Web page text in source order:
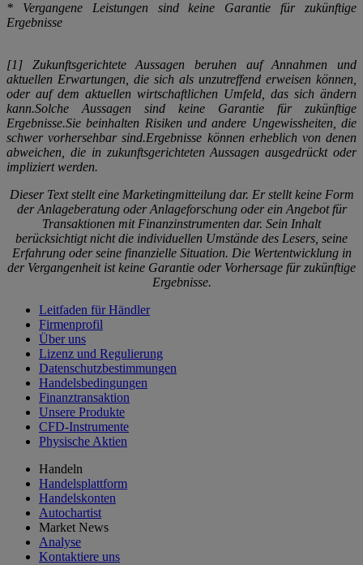
* Vergangene Leistungen sind keine Garantie für zukünftige
Ergebnisse
[1] Zukunftsgerichtete Aussagen beruhen auf Annahmen und
aktuellen Erwartungen, die sich als unzutreffend erweisen können,
oder auf dem aktuellen wirtschaftlichen Umfeld, das sich ändern
kann.Solche Aussagen sind keine Garantie für zukünftige
Ergebnisse.Sie beinhalten Risiken und andere Ungewissheiten, die
schwer vorhersehbar sind.Ergebnisse können erheblich von denen
abweichen, die in zukunftsgerichteten Aussagen ausgedrückt oder
impliziert werden.
Dieser Text stellt eine Marketingmitteilung dar. Er stellt keine Form
der Anlageberatung oder Anlageforschung oder ein Angebot für
Transaktionen mit Finanzinstrumenten dar. Sein Inhalt
berücksichtigt nicht die individuellen Umstände des Lesers, seine
Erfahrung oder seine finanzielle Situation. Die Wertentwicklung in
der Vergangenheit ist keine Garantie oder Vorhersage für zukünftige
Ergebnisse.
Leitfaden für Händler
Firmenprofil
Über uns
Lizenz und Regulierung
Datenschutzbestimmungen
Handelsbedingungen
Finanztransaktion
Unsere Produkte
CFD-Instrumente
Physische Aktien
Handeln
Handelsplattform
Handelskonten
Autochartist
Market News
Analyse
Kontaktiere uns